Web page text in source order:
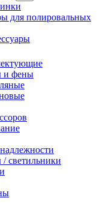
для полировальных
и фены
светильники